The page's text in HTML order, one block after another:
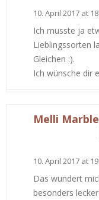
10. April 2017 at
Ich musste ja
Lieblingssorten
Gleichen :).
Ich wünsche dir
Melli Marble
10. April 2017 at
Das wundert
besonders